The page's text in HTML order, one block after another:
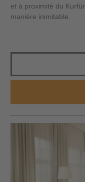
et à proximité du
manière inimitable.